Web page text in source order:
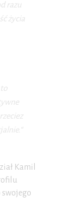
razu
życia
Kamil
swojego